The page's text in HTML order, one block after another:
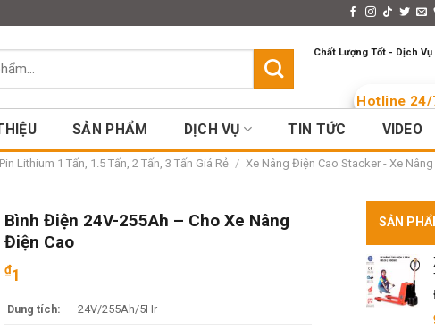
Chất Lượng Tốt - Dịch
Hotline 24/
SẢN PHẨM DỊCH VỤ TIN TỨC VIDEO
Lithium 1 Tấn, 1.5 Tấn, 2 Tấn, 3 Tấn Giá Rẻ / Xe Nâng Điện Cao Stacker - Xe
Bình Điện 24V-255Ah – Cho Xe Nâng
Điện Cao
₫1
Dung tích: 24V/255Ah/5Hr
SẢN